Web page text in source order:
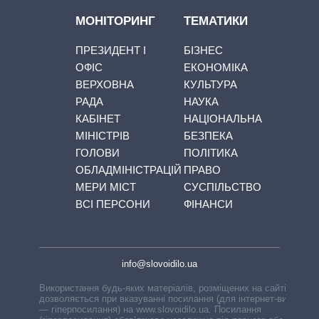
МОНІТОРИНГ
ПРЕЗИДЕНТ І
ОФІС
ВЕРХОВНА
РАДА
КАБІНЕТ
МІНІСТРІВ
ГОЛОВИ
ОБЛАДМІНІСТРАЦІЙ
МЕРИ МІСТ
ВСІ ПЕРСОНИ
ТЕМАТИКИ
БІЗНЕС
ЕКОНОМІКА
КУЛЬТУРА
НАУКА
НАЦІОНАЛЬНА
БЕЗПЕКА
ПОЛІТИКА
ПРАВО
СУСПІЛЬСТВО
ФІНАНСИ
info@slovoidilo.ua
Використання будь-яких матеріалів, розміщених на сайті,
дозволяється при вказуванні посилання (для інтернет-видань
— гіперпосилання) на www.slovoidilo.ua. Посилання